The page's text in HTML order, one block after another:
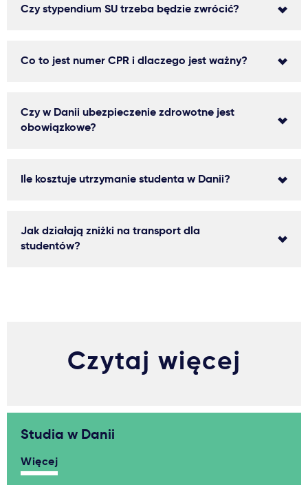
Czy stypendium SU trzeba będzie zwrócić?
Co to jest numer CPR i dlaczego jest ważny?
Czy w Danii ubezpieczenie zdrowotne jest
obowiązkowe?
Ile kosztuje utrzymanie studenta w Danii?
Jak działają zniżki na transport dla
studentów?
Czytaj więcej
Studia w Danii
Więcej